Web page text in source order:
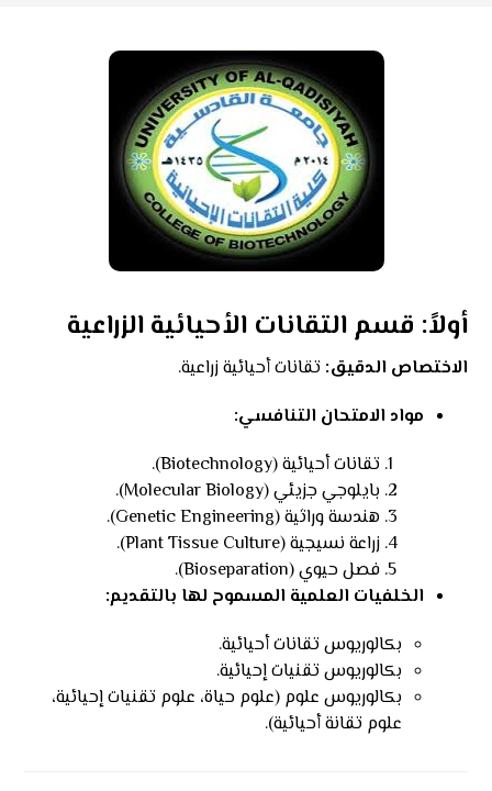
أولاً: قسم التقانات الأحيائية الزراعية
الاختصاص الدقيق: تقانات أحيائية زراعية.
مواد الامتحان التنافسي:
تقانات أحيائية (Biotechnology).
بايلوجي جزيئي (Molecular Biology).
هندسة وراثية (Genetic Engineering).
زراعة نسيجية (Plant Tissue Culture).
فصل حيوي (Bioseparation).
الخلفيات العلمية المسموح لها بالتقديم:
بكالوريوس تقانات أحيائية.
بكالوريوس تقنيات إحيائية.
بكالوريوس علوم (علوم حياة، علوم تقنيات إحيائية،
علوم تقانة أحيائية).